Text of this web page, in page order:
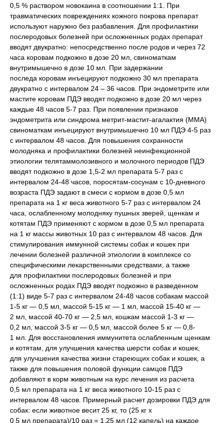
0,5 % раствором новокаина в соотношении 1:1. При
травматических повреждениях кожного покрова препарат
используют наружно без разбавления. Для профилактики
послеродовых болезней при осложненных родах препарат
вводят двукратно: непосредственно после родов и через 72
часа коровам подкожно в дозе 20 мл, свиноматкам
внутримышечно в дозе 10 мл. При задержании
последа коровам инъецируют подкожно 30 мл препарата
двукратно с интервалом 24 – 36 часов. При эндометрите или
мастите коровам ПДЭ вводят подкожно в дозе 20 мл через
каждые 48 часов 5-7 раз. При появлении признаков
эндометрита или синдрома метрит-мастит-агалактия (ММА)
свиноматкам инъецируют внутримышечно 10 мл ПДЭ 4-5 раз
с интервалом 48 часов. Для повышения сохранности
молодняка и профилактики болезней неинфекционной
этиологии телятаммолозивного и молочного периодов ПДЭ
вводят подкожно в дозе 1,5-2 мл препарата 5-7 раз с
интервалом 24-48 часов, поросятам-сосунам с 10-дневного
возраста ПДЭ задают в смеси с кормом в дозе 0,5 мл
препарата на 1 кг веса животного 5-7 раз с интервалом 24
часа, ослабленному молодняку пушных зверей, щенкам и
котятам ПДЭ применяют с кормом в дозе 0,5 мл препарата
на 1 кг массы животных 10 раз с интервалом 48 часов. Для
стимулирования иммунной системы собак и кошек при
лечении болезней различной этиологии в комплексе со
специфическими лекарственными средствами, а также
для профилактики послеродовых болезней и при
осложненных родах ПДЭ вводят подкожно в разведенном
(1:1) виде 5-7 раз с интервалом 24-48 часов собакам массой
1-5 кг — 0,5 мл, массой 5-15 кг — 1 мл, массой 15-40 кг —
2 мл, массой 40-70 кг — 2,5 мл, кошкам массой 1-3 кг —
0,2 мл, массой 3-5 кг — 0,5 мл, массой более 5 кг — 0,8-
1 мл. Для восстановления иммунитета ослабленным щенкам
и котятам, для улучшения качества шерсти собак и кошек,
для улучшения качества жизни стареющих собак и кошек, а
также для повышения половой функции самцов ПДЭ
добавляют в корм животным на курс лечения из расчета
0,5 мл препарата на 1 кг веса животного 10-15 раз с
интервалом 48 часов. Примерный расчет дозировки ПДЭ для
собак: если животное весит 25 кг, то (25 кг х
0,5 мл препарата)/10 раз = 1,25 мл (12 капель) на каждое